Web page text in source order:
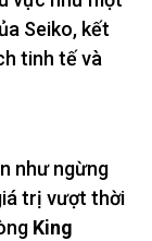
Seiko, kết
tinh tế và
như ngừng
trị vượt thời
King